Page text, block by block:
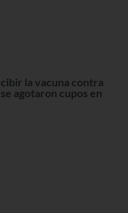
la vacuna contra
agotaron cupos en